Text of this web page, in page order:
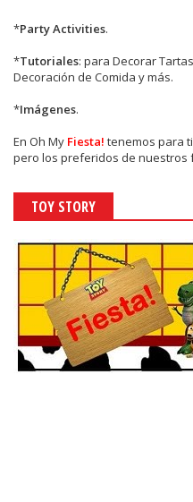
*Party Activities.
*Tutoriales: para Decorar
Decoración de Comida y más.
*Imágenes.
En Oh My Fiesta! tenemos para
pero los preferidos de nuestros
TOY STORY